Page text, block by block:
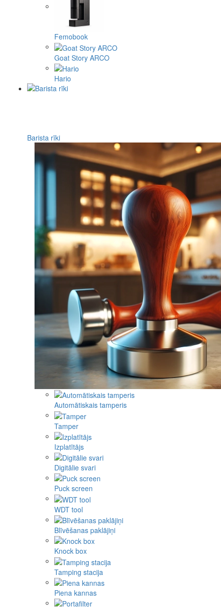
Femobook
Goat Story ARCO
Hario
Barista rīki
Automātiskais tamperis
Tamper
Izplatītājs
Digitālie svari
Puck screen
WDT tool
Blīvēšanas paklājiņi
Knock box
Tamping stacija
Piena kannas